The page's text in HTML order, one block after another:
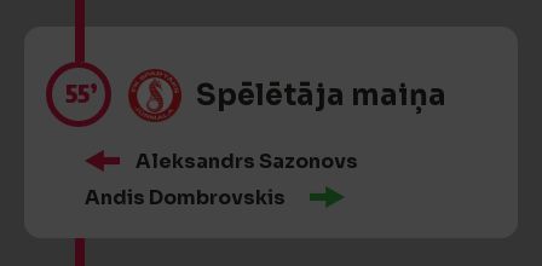
55’ Spēlētāja maiņa
Aleksandrs Sazonovs
Andis Dombrovskis